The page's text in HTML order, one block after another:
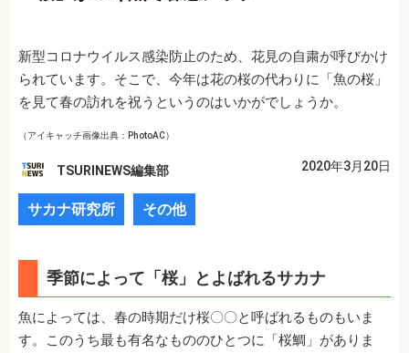
新型コロナウイルス感染防止のため、花見の自粛が呼びかけ
られています。そこで、今年は花の桜の代わりに「魚の桜」
を見て春の訪れを祝うというのはいかがでしょうか。
（アイキャッチ画像出典：PhotoAC）
TSURINEWS編集部 2020年3月20日
サカナ研究所 その他
季節によって「桜」とよばれるサカナ
魚によっては、春の時期だけ桜〇〇と呼ばれるものもいま
す。このうち最も有名なもののひとつに「桜鯛」がありま